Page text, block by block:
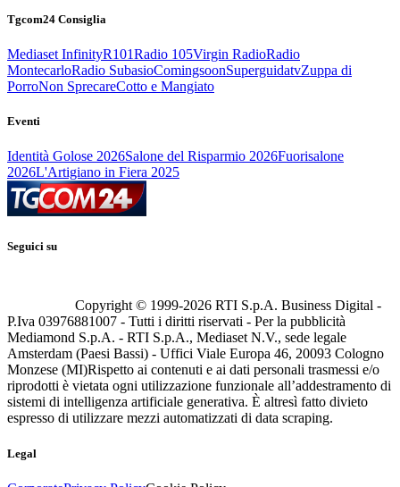
Tgcom24 Consiglia
Mediaset InfinityR101Radio 105Virgin RadioRadio
MontecarloRadio SubasioComingsoonSuperguidatvZuppa di
PorroNon SprecareCotto e Mangiato
Eventi
Identità Golose 2026Salone del Risparmio 2026Fuorisalone
2026L'Artigiano in Fiera 2025
Seguici su
Copyright © 1999-2026 RTI S.p.A. Business Digital -
P.Iva 03976881007 - Tutti i diritti riservati - Per la pubblicità
Mediamond S.p.A. - RTI S.p.A., Mediaset N.V., sede legale
Amsterdam (Paesi Bassi) - Uffici Viale Europa 46, 20093 Cologno
Monzese (MI)Rispetto ai contenuti e ai dati personali trasmessi e/o
riprodotti è vietata ogni utilizzazione funzionale all’addestramento di
sistemi di intelligenza artificiale generativa. È altresì fatto divieto
espresso di utilizzare mezzi automatizzati di data scraping.
Legal